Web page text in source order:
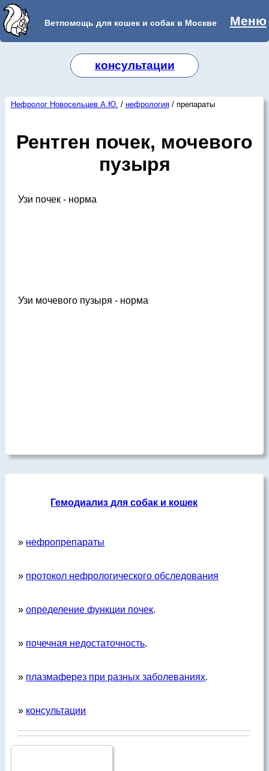
Ветпомощь для кошек и собак в Москве Меню
консультации
Нефролог Новосельцев А.Ю. / нефрология/ препараты
Рентген почек, мочевого
пузыря
Узи почек - норма
Узи мочевого пузыря - норма
Гемодиализ для собак и кошек
» нефропрепараты
» протокол нефрологического обследования
»определение функции почек.
» почечная недостаточность.
» плазмаферез при разных заболеваниях.
» консультации